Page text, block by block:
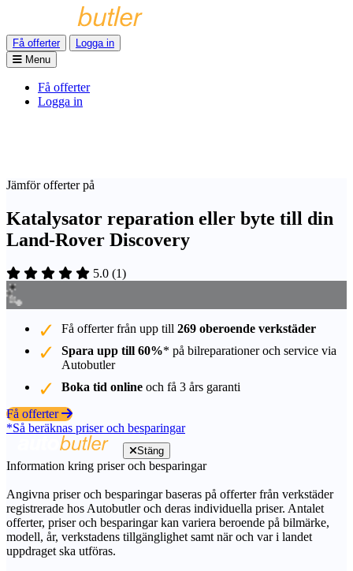
Få offerter
Logga in
Menu
Få offerter
Logga in
Jämför offerter på
Katalysator reparation eller byte till din
Land-Rover Discovery
5.0 (1)
Få offerter från upp till 269 oberoende verkstäder
Spara upp till 60%* på bilreparationer och service via
Autobutler
Boka tid online och få 3 års garanti
Få offerter
*Så beräknas priser och besparingar
Stäng
Information kring priser och besparingar
Angivna priser och besparingar baseras på offerter från verkstäder
registrerade hos Autobutler och deras individuella priser. Antalet
offerter, priser och besparingar kan variera beroende på bilmärke,
modell, år, verkstadens tillgänglighet samt när och var i landet
uppdraget ska utföras.